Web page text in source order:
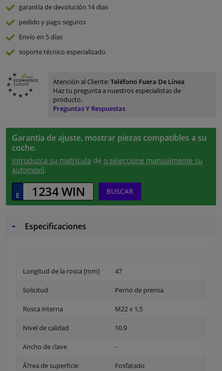
garantía de devolución 14 días
pedido y pago seguros
Envío en 5 días
soporte técnico especializado
Atención al Cliente:Teléfono Fuera De Línea
Haz tu pregunta a nuestros especialistas de
producto.
Preguntas Y Respuestas
Garantía de ajuste, mostrar piezas compatibles a su
coche.
Introduzca su matrícula de o seleccione manualmente su
automóvil.
BUSCAR
Especificaciones
Longitud de la rosca [mm] 47
Solicitud Perno de prensa
Rosca interna M22 x 1,5
Nivel de calidad 10.9
Ancho de clave -
Ã?rea de superficie Fosfatado